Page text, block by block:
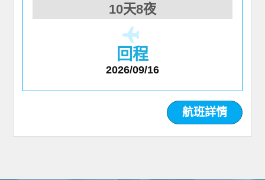
10天8夜
回程
2026/09/16
航班詳情